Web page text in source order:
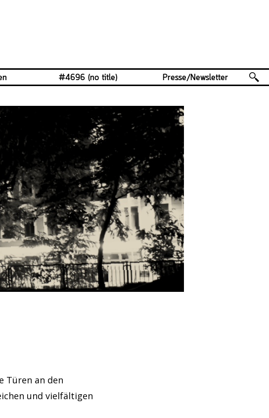
#4696 (no title) Presse/Newsletter
Türen an den
und vielfältigen